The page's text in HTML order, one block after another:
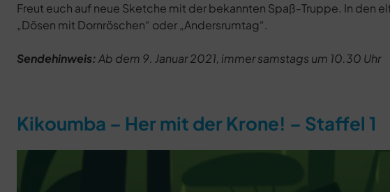
Freut euch auf neue Sketche mit der bekannten Spaß-Truppe. In den
„Dösen mit Dornröschen“ oder „Andersrumtag“.
Sendehinweis:Ab dem 9. Januar 2021, immer samstags um 10.30 Uhr
Kikoumba – Her mit der Krone! – Staffel 1